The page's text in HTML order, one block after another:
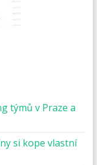
týmů v Praze a
si kope vlastní